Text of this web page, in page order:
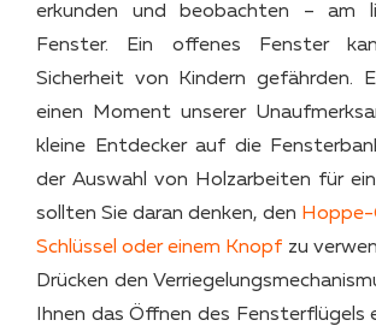
erkunden und beobachten – am
Fenster. Ein offenes Fenster
Sicherheit von Kindern gefährden.
einen Moment unserer
kleine Entdecker auf die
der Auswahl von Holzarbeiten für
sollten Sie daran denken, den Hoppe-
Schlüssel oder einem Knopf zu
Drücken den
Ihnen das Öffnen des Fensterflügels